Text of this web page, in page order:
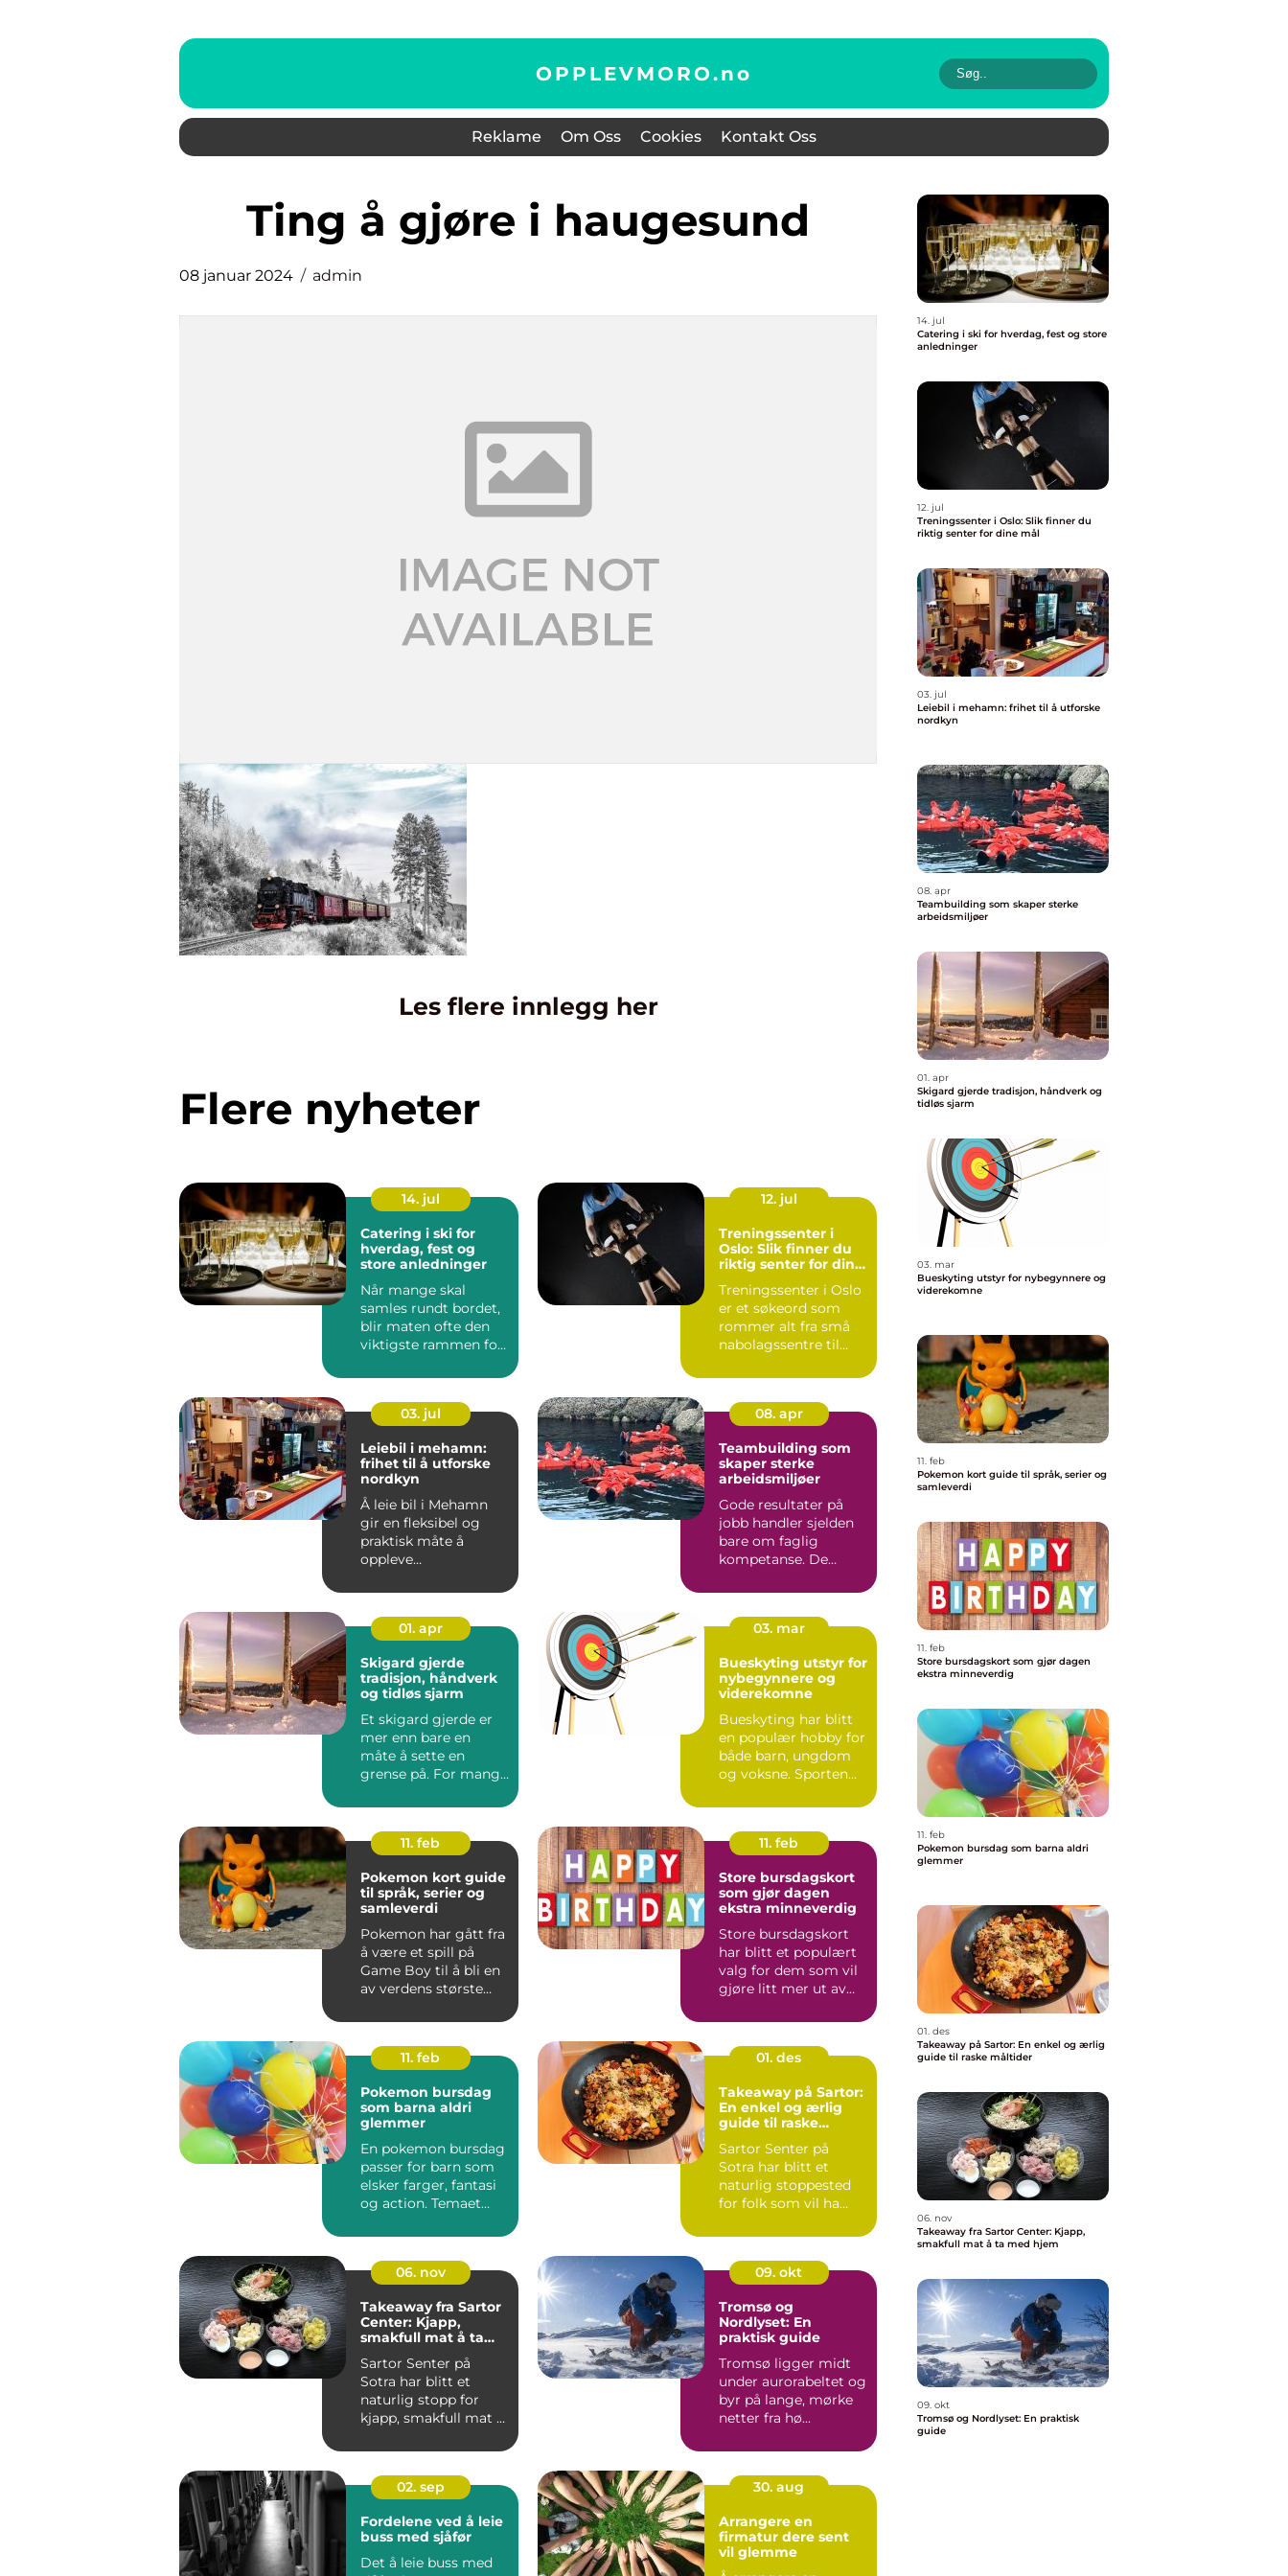
OPPLEVMORO.no
Reklame Om Oss Cookies Kontakt Oss
ting å gjøre i haugesund
08 januar 2024 admin
Les flere innlegg her
Flere nyheter
14. jul
Catering i ski for
hverdag, fest og
store anledninger
Når mange skal
samles rundt bordet,
blir maten ofte den
viktigste rammen for
Ski...
12. jul
Treningssenter i
Oslo: Slik finner du
riktig senter for dine
Treningssenter i Oslo
er et søkeord som
rommer alt fra små
nabolagssentre til
03. jul
Leiebil i mehamn:
frihet til å utforske
nordkyn
Å leie bil i Mehamn
gir en fleksibel og
praktisk måte å
oppleve
Mange som kommer
08. apr
Teambuilding som
skaper sterke
arbeidsmiljøer
Gode resultater på
jobb handler sjelden
bare om faglig
kompetanse. De
kommun...
01. apr
Skigard gjerde
tradisjon, håndverk
og tidløs sjarm
Et skigard gjerde er
mer enn bare en
måte å sette en
grense på. For mange
vare p...
03. mar
Bueskyting utstyr for
nybegynnere og
viderekomne
Bueskyting har blitt
en populær hobby for
både barn, ungdom
og voksne. Sporten
11. feb
Pokemon kort guide
til språk, serier og
samleverdi
Pokemon har gått fra
å være et spill på
Game Boy til å bli en
av verdens største
11. feb
Store bursdagskort
som gjør dagen
ekstra minneverdig
Store bursdagskort
har blitt et populært
valg for dem som vil
gjøre litt mer ut av
11. feb
Pokemon bursdag
som barna aldri
glemmer
En pokemon bursdag
passer for barn som
elsker farger, fantasi
og action. Temaet
01. des
Takeaway på Sartor:
En enkel og ærlig
guide til raske
Sartor Senter på
Sotra har blitt et
naturlig stoppested
for folk som vil ha
06. nov
Takeaway fra Sartor
Center: Kjapp,
smakfull mat å ta
Sartor Senter på
Sotra har blitt et
naturlig stopp for
kjapp, smakfull mat å
09. okt
Tromsø og
Nordlyset: En
praktisk guide
Tromsø ligger midt
under aurorabeltet og
byr på lange, mørke
netter fra hø...
02. sep
Fordelene ved å leie
buss med sjåfør
Det å leie buss med
30. aug
Arrangere en
firmatur dere sent
vil glemme
14. jul
Catering i ski for hverdag, fest og store
anledninger
12. jul
Treningssenter i Oslo: Slik finner du
riktig senter for dine mål
03. jul
Leiebil i mehamn: frihet til å utforske
nordkyn
08. apr
Teambuilding som skaper sterke
arbeidsmiljøer
01. apr
Skigard gjerde tradisjon, håndverk og
tidløs sjarm
03. mar
Bueskyting utstyr for nybegynnere og
viderekomne
11. feb
Pokemon kort guide til språk, serier og
samleverdi
11. feb
Store bursdagskort som gjør dagen
ekstra minneverdig
11. feb
Pokemon bursdag som barna aldri
glemmer
01. des
Takeaway på Sartor: En enkel og ærlig
guide til raske måltider
06. nov
Takeaway fra Sartor Center: Kjapp,
smakfull mat å ta med hjem
09. okt
Tromsø og Nordlyset: En praktisk
guide